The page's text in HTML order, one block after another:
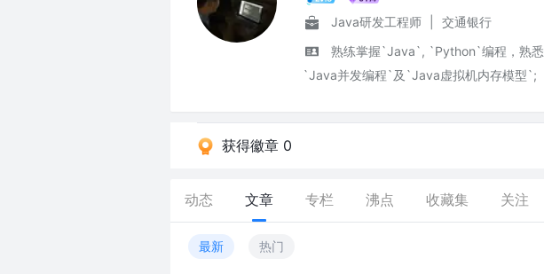
Java研发工程师
交通银行
熟练掌握`Java`, `Python`编程，熟悉
`Java并发编程`及`Java虚拟机内存模型`;
获得徽章 0
动态 文章 专栏 沸点 收藏集 关注
最新 热门